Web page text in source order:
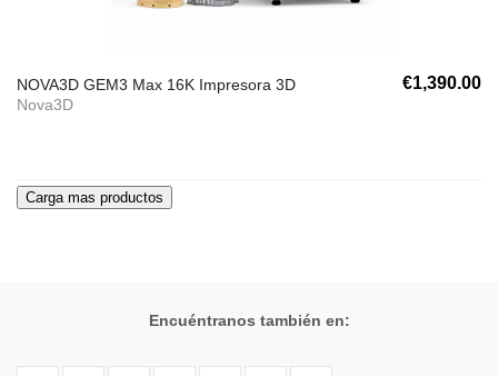
NOVA3D GEM3 Max 16K Impresora 3D
Nova3D
€1,390.00
Encuéntranos también en: